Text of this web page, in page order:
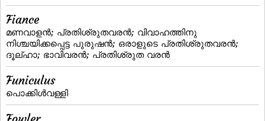
Fiance
മണവാളന്‍; പ്രതിശ്രുതവരന്‍; വിവാഹത്തിനു
നിശ്ചയിക്കപ്പെട്ട പുരുഷന്‍; ഒരാളുടെ പ്രതിശ്രുതവരന്‍;
ദൂല്‌ഹാ; ഭാവിവരന്‍; പ്രതിശ്രുത വരന്‍
Funiculus
പൊക്കിള്‍വള്ളി